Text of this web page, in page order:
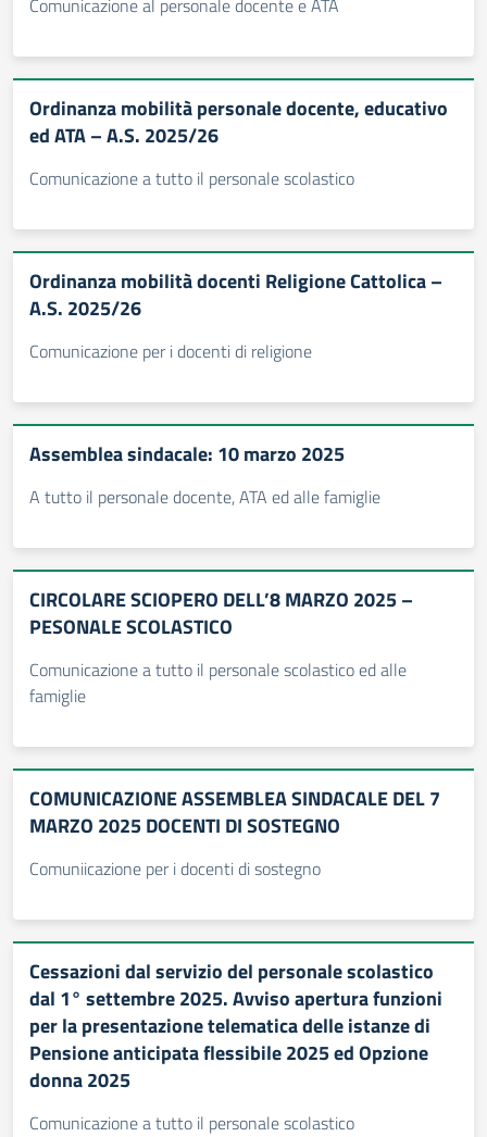
Comunicazione al personale docente e ATA
Ordinanza mobilità personale docente, educativo
ed ATA – A.S. 2025/26
Comunicazione a tutto il personale scolastico
Ordinanza mobilità docenti Religione Cattolica –
A.S. 2025/26
Comunicazione per i docenti di religione
Assemblea sindacale: 10 marzo 2025
A tutto il personale docente, ATA ed alle famiglie
CIRCOLARE SCIOPERO DELL’8 MARZO 2025 –
PESONALE SCOLASTICO
Comunicazione a tutto il personale scolastico ed alle
famiglie
COMUNICAZIONE ASSEMBLEA SINDACALE DEL 7
MARZO 2025 DOCENTI DI SOSTEGNO
Comuniicazione per i docenti di sostegno
Cessazioni dal servizio del personale scolastico
dal 1° settembre 2025. Avviso apertura funzioni
per la presentazione telematica delle istanze di
Pensione anticipata flessibile 2025 ed Opzione
donna 2025
Comunicazione a tutto il personale scolastico